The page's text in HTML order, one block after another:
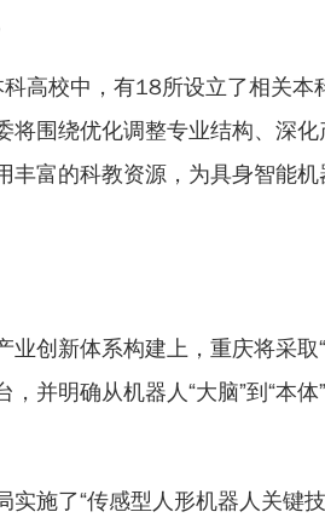
高校中，有18所设立了相关本
将围绕优化调整专业结构、深
丰富的科教资源，为具身智能
业创新体系构建上，重庆将采
并明确从机器人“大脑”到“本体
实施了“传感型人形机器人关键